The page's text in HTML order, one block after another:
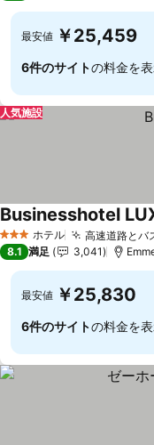
最安値 ￥25,459
6件のサイトの料金を
人気施設
3 ホテルのランク
ホテル 高速道路とバ
Businesshotel
8.1 満足 3,041
最安値 ￥25,830
6件のサイトの料金を